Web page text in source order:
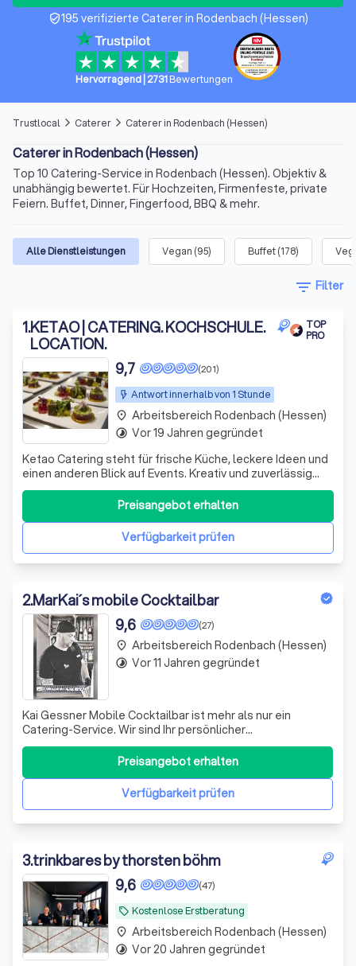
verified_user195 verifizierte Caterer in Rodenbach (Hessen)
Hervorragend| 2731 Bewertungen
Trustlocal arrow_forward_ios Caterer arrow_forward_ios Caterer in Rodenbach (Hessen)
Caterer in Rodenbach (Hessen)
Top 10 Catering-Service in Rodenbach (Hessen). Objektiv &
unabhängig bewertet. Für Hochzeiten, Firmenfeste, private
Feiern. Buffet, Dinner, Fingerfood, BBQ & mehr.
Alle Dienstleistungen Vegan (95) Buffet(178)
filter_list Filter
1.KETAO | CATERING. KOCHSCHULE.
LOCATION.
TOP
PRO
Antwort innerhalb von 1 Stunde
(201)
9,7
Ketao Catering steht für frische Küche, leckere Ideen und
einen anderen Blick auf Events. Kreativ und zuverlässig
bringen wir Genuss auf den Punkt – individuell, nachhaltig
und mit Liebe gemacht.
Verfügbarkeit prüfen
Preisangebot erhalten
place Arbeitsbereich Rodenbach (Hessen)
timelapse Vor 19 Jahren gegründet
2.MarKai´s mobile Cocktailbar
(27)
9,6
Kai Gessner Mobile Cocktailbar ist mehr als nur ein
Catering-Service. Wir sind Ihr persönlicher
Ansprechpartner für alle Fragen rund um das Thema
Cocktails. Bei uns sprechen Sie immer direkt mit dem
Inhaber, Kai Gessner, um sicherzustellen, dass keine
Informationen verloren gehen und Ihr mobiles Coc
Verfügbarkeit prüfen
Preisangebot erhalten
place Arbeitsbereich Rodenbach (Hessen)
timelapse Vor 11 Jahren gegründet
3.trinkbares by thorsten böhm
local_offer Kostenlose Erstberatung
(47)
9,6
place Arbeitsbereich Rodenbach (Hessen)
timelapse Vor 20 Jahren gegründet